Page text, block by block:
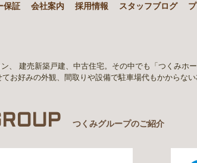
保証 会社案内 採用情報 スタッフブログ
建売新築戸建、中古住宅。その中でも「つくみホ
好みの外観、間取りや設備で駐車場代もかからな
つくみグループのご紹介